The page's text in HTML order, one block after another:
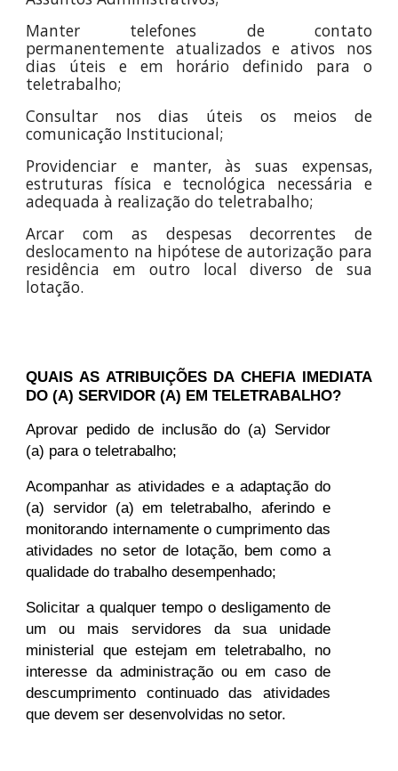
Manter telefones de contato
permanentemente atualizados e ativos nos
dias úteis e em horário definido para o
teletrabalho;
Consultar nos dias úteis os meios de
comunicação Institucional;
Providenciar e manter, às suas expensas,
estruturas física e tecnológica necessária e
adequada à realização do teletrabalho;
Arcar com as despesas decorrentes de
deslocamento na hipótese de autorização para
residência em outro local diverso de sua
lotação.
QUAIS AS ATRIBUIÇÕES DA CHEFIA IMEDIATA
DO (A) SERVIDOR (A) EM TELETRABALHO?
Aprovar pedido de inclusão do (a) Servidor
(a) para o teletrabalho;
Acompanhar as atividades e a adaptação do
(a) servidor (a) em teletrabalho, aferindo e
monitorando internamente o cumprimento das
atividades no setor de lotação, bem como a
qualidade do trabalho desempenhado;
Solicitar a qualquer tempo o desligamento de
um ou mais servidores da sua unidade
ministerial que estejam em teletrabalho, no
interesse da administração ou em caso de
descumprimento continuado das atividades
que devem ser desenvolvidas no setor.